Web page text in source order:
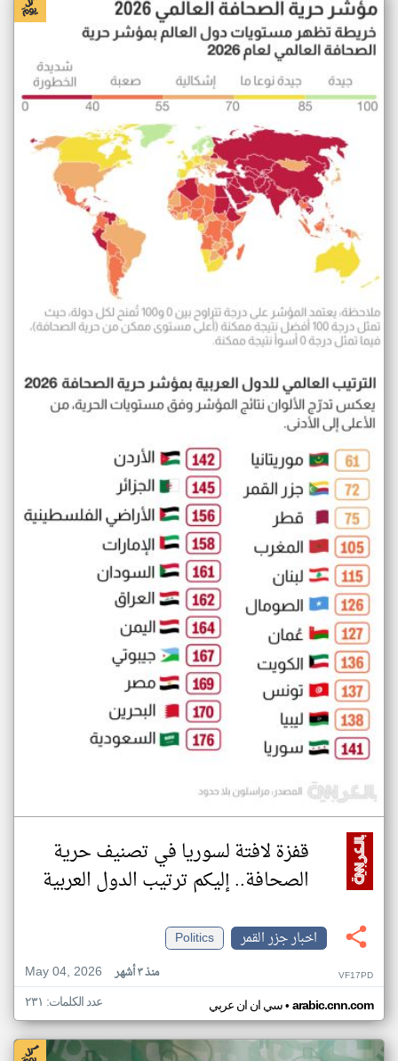
قفزة لافتة لسوريا في تصنيف حرية
الصحافة.. إليكم ترتيب الدول العربية
اخبار جزر القمر
Politics
May 04, 2026
منذ ٣ أشهر VF17PD
سي ان ان عربي• arabic.cnn.com عدد الكلمات: ٢٣١